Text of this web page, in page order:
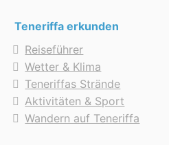
Teneriffa erkunden
Reiseführer
Wetter & Klima
Teneriffas Strände
Aktivitäten & Sport
Wandern auf Teneriffa